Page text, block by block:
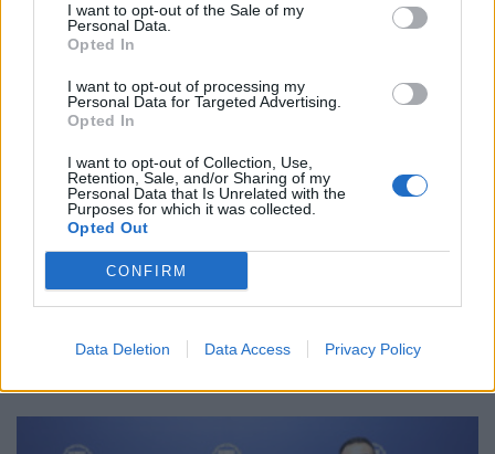
I want to opt-out of the Sale of my
Personal Data.
Opted In
I want to opt-out of processing my
Personal Data for Targeted Advertising.
Opted In
I want to opt-out of Collection, Use,
Retention, Sale, and/or Sharing of my
Personal Data that Is Unrelated with the
Purposes for which it was collected.
Opted Out
CONFIRM
Data Deletion Data Access Privacy Policy
Πώς το περιττό λίπος μπορεί να επιταχύνει τη
νόσο Αλτσχάιμερ